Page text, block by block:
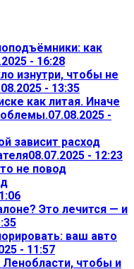
как
- 16:28
изнутри, чтобы не
- 13:35
как литая. Иначе
07.08.2025 -
зависит расход
08.07.2025 - 12:23
не повод
Это лечится — и
ваш авто
- 11:57
Ленобласти, чтобы и